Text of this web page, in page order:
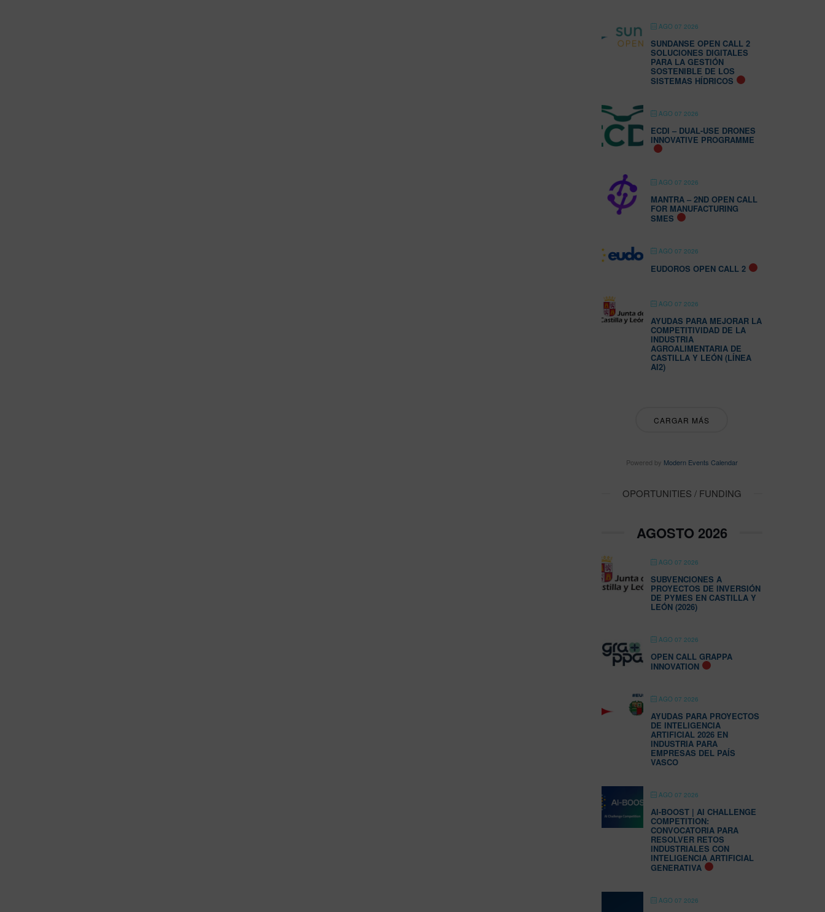
AGO 07 2026
SUNDANSE OPEN CALL 2
SOLUCIONES DIGITALES
PARA LA GESTIÓN
SOSTENIBLE DE LOS
SISTEMAS HÍDRICOS
AGO 07 2026
ECDI – DUAL-USE DRONES
INNOVATIVE PROGRAMME
AGO 07 2026
MANTRA – 2ND OPEN CALL
FOR MANUFACTURING
SMES
AGO 07 2026
EUDOROS OPEN CALL 2
AGO 07 2026
AYUDAS PARA MEJORAR LA
COMPETITIVIDAD DE LA
INDUSTRIA
AGROALIMENTARIA DE
CASTILLA Y LEÓN (LÍNEA
AI2)
CARGAR MÁS
Powered by Modern Events Calendar
OPORTUNITIES / FUNDING
AGOSTO 2026
AGO 07 2026
SUBVENCIONES A
PROYECTOS DE INVERSIÓN
DE PYMES EN CASTILLA Y
LEÓN (2026)
AGO 07 2026
OPEN CALL GRAPPA
INNOVATION
AGO 07 2026
AYUDAS PARA PROYECTOS
DE INTELIGENCIA
ARTIFICIAL 2026 EN
INDUSTRIA PARA
EMPRESAS DEL PAÍS
VASCO
AGO 07 2026
AI-BOOST | AI CHALLENGE
COMPETITION:
CONVOCATORIA PARA
RESOLVER RETOS
INDUSTRIALES CON
INTELIGENCIA ARTIFICIAL
GENERATIVA
AGO 07 2026